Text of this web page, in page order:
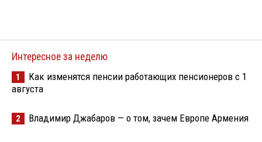
Интересное за неделю
1
Как изменятся пенсии работающих пенсионеров с 1
августа
2 Владимир Джабаров — о том, зачем Европе Армения